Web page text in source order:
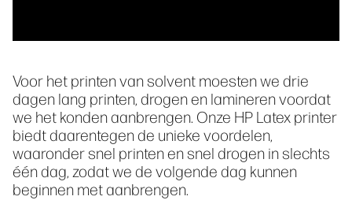
Voor het printen van solvent moesten we drie
dagen lang printen, drogen en lamineren voordat
we het konden aanbrengen. Onze HP Latex printer
biedt daarentegen de unieke voordelen,
waaronder snel printen en snel drogen in slechts
één dag, zodat we de volgende dag kunnen
beginnen met aanbrengen.